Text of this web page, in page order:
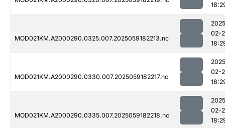
MOD021KM.A2000290.0325.007.2025059182213.nc
02-
MOD021KM.A2000290.0330.007.2025059182217.nc
02-
MOD021KM.A2000290.0335.007.2025059182218.nc
02-